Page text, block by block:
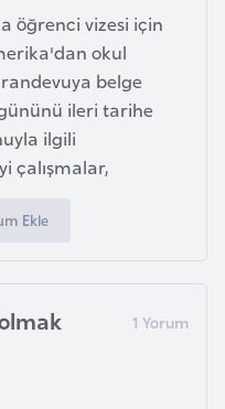
öğrenci vizesi için
okul
belge
ileri tarihe
ilgili
çalışmalar,
Ekle